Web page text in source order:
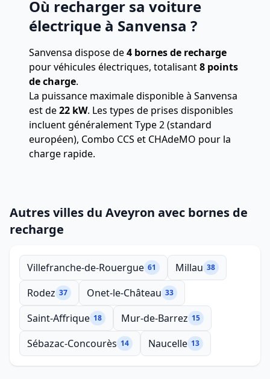
Où recharger sa voiture
électrique à Sanvensa ?
Sanvensa dispose de4 bornes de recharge
pour véhicules électriques, totalisant8 points
de charge.
La puissance maximale disponible à Sanvensa
est de22 kW. Les types de prises disponibles
incluent généralement Type 2 (standard
européen), Combo CCS et CHAdeMO pour la
charge rapide.
Autres villes du Aveyron avec bornes de
recharge
Villefranche-de-Rouergue 61 Millau 38
Rodez 37 Onet-le-Château 33
Saint-Affrique 18 Mur-de-Barrez 15
Sébazac-Concourès 14 Naucelle 13